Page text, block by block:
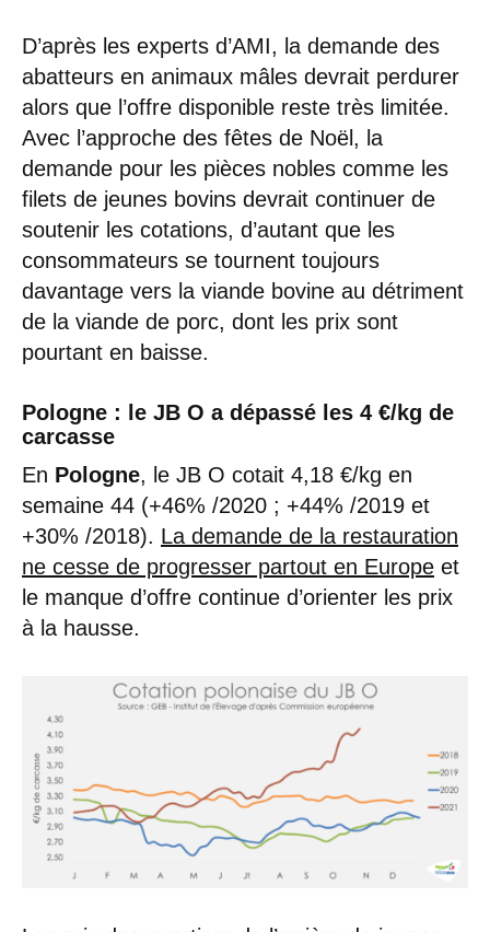
D’après les experts d’AMI, la demande des
abatteurs en animaux mâles devrait perdurer
alors que l’offre disponible reste très limitée.
Avec l’approche des fêtes de Noël, la
demande pour les pièces nobles comme les
filets de jeunes bovins devrait continuer de
soutenir les cotations, d’autant que les
consommateurs se tournent toujours
davantage vers la viande bovine au détriment
de la viande de porc, dont les prix sont
pourtant en baisse.
Pologne : le JB O a dépassé les 4 €/kg de
carcasse
En Pologne, le JB O cotait 4,18 €/kg en
semaine 44 (+46% /2020 ; +44% /2019 et
+30% /2018). La demande de la restauration
ne cesse de progresser partout en Europe et
le manque d’offre continue d’orienter les prix
à la hausse.